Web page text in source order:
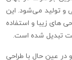
و تولید می‌شود. این
با طراحی‌ های زیبا و استفاده
تبدیل شده است.
در عین حال با طراحی‌